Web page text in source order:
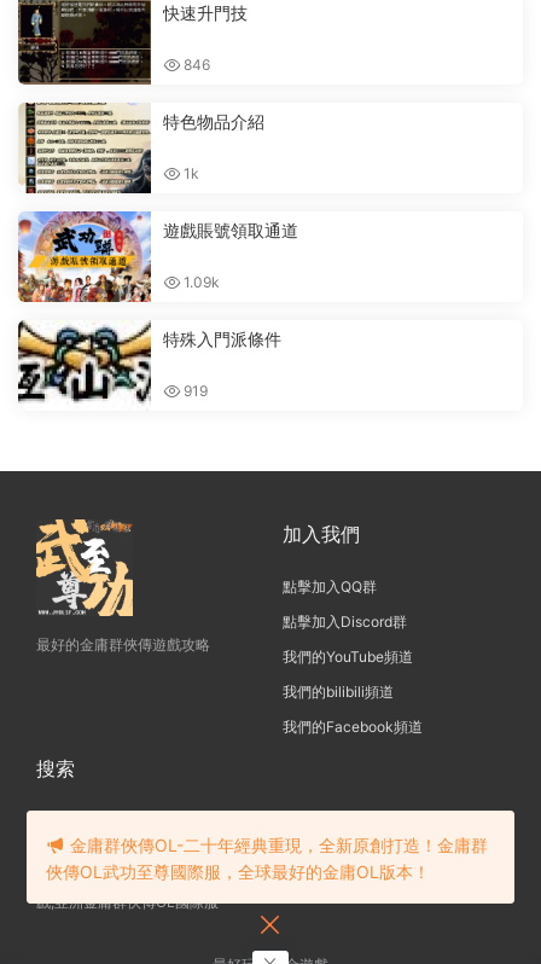
快速升門技
846
特色物品介紹
1k
遊戲賬號領取通道
1.09k
特殊入門派條件
919
最好的金庸群俠傳遊戲攻略
加入我們
點擊加入QQ群
點擊加入Discord群
我們的YouTube頻道
我們的bilibili頻道
我們的Facebook頻道
搜索
金庸群俠傳OL-一款20年傳承的遊
戲,亞洲金庸群俠傳OL國際服
金庸群俠傳OL-二十年經典重現，全新原創打造！金庸群
俠傳OL武功至尊國際服，全球最好的金庸OL版本！